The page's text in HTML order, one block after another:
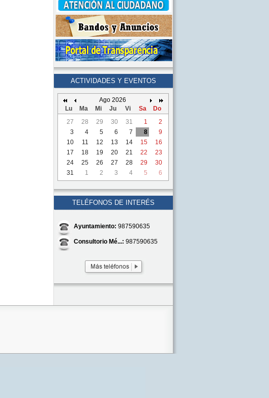
ACTIVIDADES Y EVENTOS
Ago 2026
Lu
Ma Mi Ju Vi Sa
Do
27
28 29 30 31 1
2
3
4 5 6 7 8
9
10
11 12 13 14 15
16
17
18 19 20 21 22
23
24
25 26 27 28 29
30
31
1 2 3 4 5 6
TELÉFONOS DE INTERÉS
Ayuntamiento: 987590635
Consultorio Mé...: 987590635